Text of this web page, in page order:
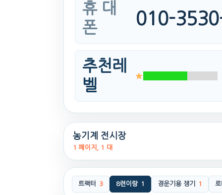
휴 대
폰
010-
추천레
벨
농기계 전시장
1 페이지, 1 대
트랙터 3 8련이랑 1 경운기용 쟁기 1 로